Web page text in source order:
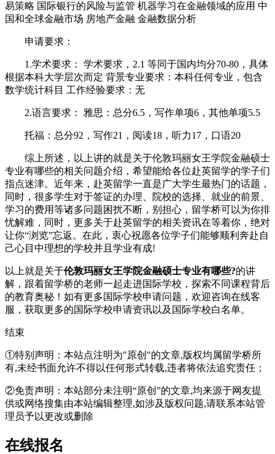
易策略 国际银行的风险与监管 机器学习在金融领域的应用 中
国和全球金融市场 房地产金融 金融数据分析
申请要求：
1.学术要求： 学术要求，2.1 等同于国内均分70-80，具体
根据本科大学层次而定 背景专业要求：本科任何专业，包含
数学统计科目 工作经验要求：无
2.语言要求： 雅思：总分6.5，写作单项6，其他单项5.5
托福：总分92，写作21，阅读18，听力17，口语20
综上所述，以上讲的就是关于伦敦玛丽女王学院金融硕士
专业有哪些的相关问题介绍，希望能给各位赴英留学的学子们
指点迷津。近年来，赴英留学一直是广大学生最热门的话题，
同时，很多学生对于签证的办理、院校的选择、就业的前景、
学习的费用等诸多问题困扰不断，别担心，留学桥可以为你排
忧解难，同时，更多关于赴英留学的相关资讯在等着你，绝对
让你“浏览”忘返。在此，衷心祝愿各位学子们能够顺利奔赴自
己心目中理想的学校并且学业有成!
以上就是关于伦敦玛丽女王学院金融硕士专业有哪些?的讲
解，跟着留学桥的老师一起走进国际学校，探索不同课程背后
的教育奥秘！如有更多国际学校申请问题，欢迎咨询在线客
服 ，获取更多的国际学校申请资讯以及国际学校白名单。
结束
①特别声明：本站点注明为"原创"的文章,版权均属留学桥所
有,未经书面允许不得以任何形式转载,违者将依法追究责任；
②免责声明：本站部分未注明“原创”的文章,均来源于网友提
供或网络搜集由本站编辑整理,如涉及版权问题,请联系本站管
理员予以更改或删除
在线报名